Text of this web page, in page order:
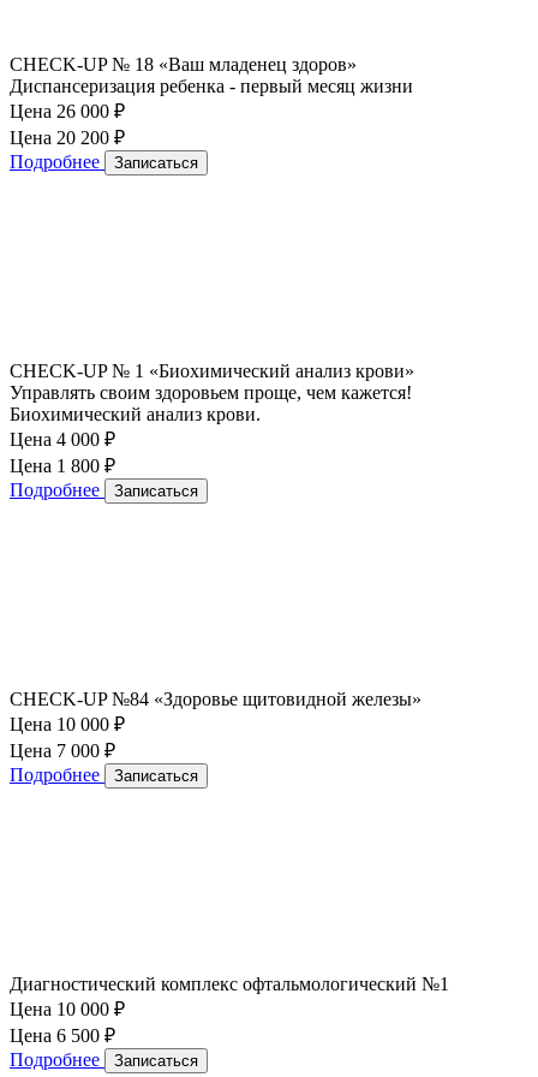
CHECK-UP № 18 «Ваш младенец здоров»
Диспансеризация ребенка - первый месяц жизни
Цена 26 000 ₽
Цена 20 200 ₽
Подробнее
Записаться
CHECK-UP № 1 «Биохимический анализ крови»
Управлять своим здоровьем проще, чем кажется!
Биохимический анализ крови.
Цена 4 000 ₽
Цена 1 800 ₽
Подробнее
Записаться
CHECK-UP №84 «Здоровье щитовидной железы»
Цена 10 000 ₽
Цена 7 000 ₽
Подробнее
Записаться
Диагностический комплекс офтальмологический №1
Цена 10 000 ₽
Цена 6 500 ₽
Подробнее
Записаться